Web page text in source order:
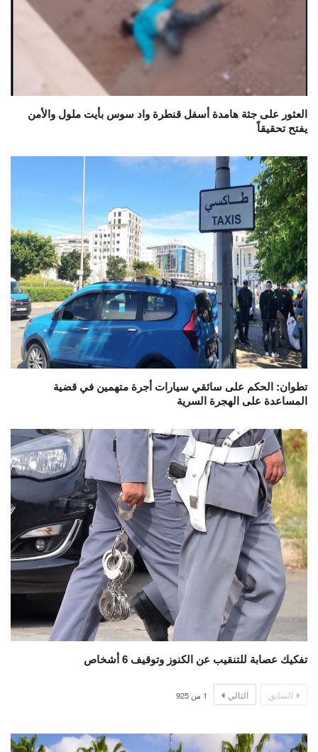
العثور على جثة هامدة أسفل قنطرة واد سوس بأيت ملول والأمن
يفتح تحقيقاً
تطوان: الحكم على سائقي سيارات أجرة متهمين في قضية
المساعدة على الهجرة السرية
تفكيك عصابة للتنقيب عن الكنوز وتوقيف 6 أشخاص
السابق التالي 1 من 925